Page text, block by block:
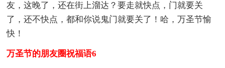
友，这晚了，还在街上溜达？要走就快点，门就要关
了，还不快点，都和你说鬼门就要关了！哈，万圣节愉
快！
万圣节的朋友圈祝福语6